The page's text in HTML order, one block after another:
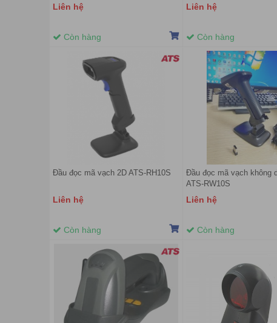
Liên hệ
Còn hàng
Liên hệ
Còn hàng
Đầu đọc mã vạch 2D ATS-RH10S
Liên hệ
Còn hàng
Đầu đọc mã vạch không
ATS-RW10S
Liên hệ
Còn hàng